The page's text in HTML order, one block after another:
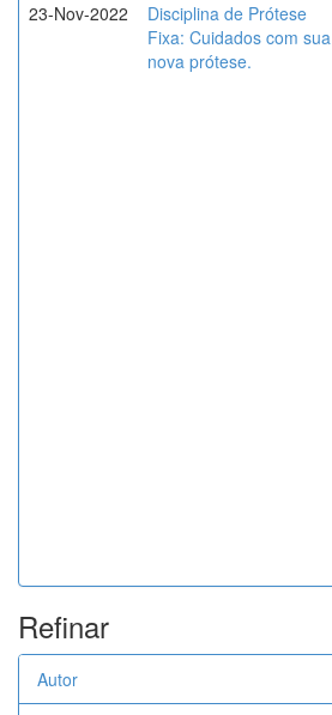
23-Nov-2022
Disciplina de Prótese
Fixa: Cuidados com sua
nova prótese.
Refinar
Autor